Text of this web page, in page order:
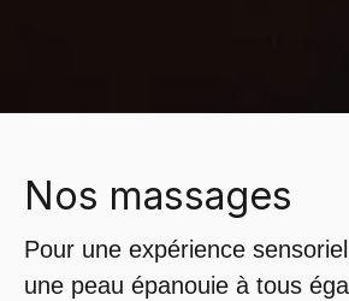
Nos massages
Pour une expérience
une peau épanouie à tous